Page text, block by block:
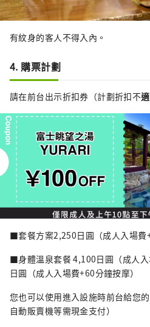
有紋身的客人不得入內。
4. 購票計劃
請在前台出示折扣券（計劃折扣不
■套餐方案2,250日圓（成人入場費
■身體溫泉套餐 4,100日圓（成人
日圓（成人入場費+60分鐘按摩）
您也可以使用進入設施時前台給您
自動販賣機等需現金支付）